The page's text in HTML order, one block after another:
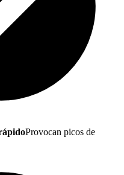
Provocan picos de